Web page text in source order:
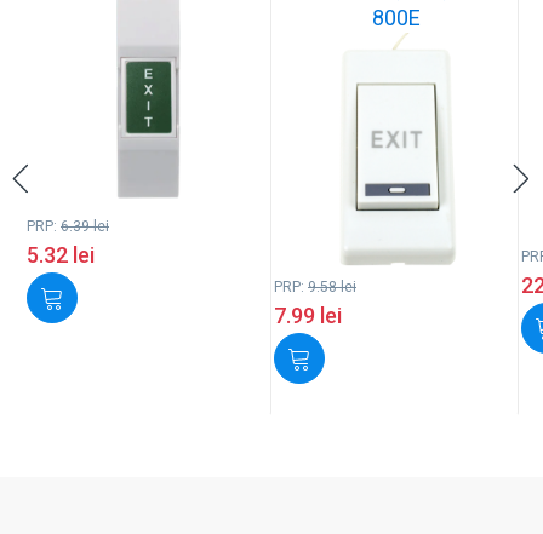
PRP: 6.39lei
5.32 lei
800E
PRP: 9.58lei
7.99 lei